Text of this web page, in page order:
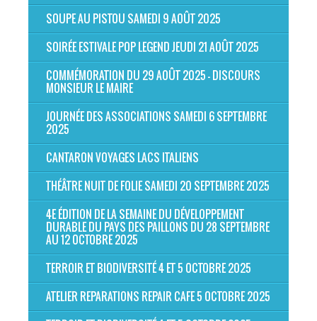
SOUPE AU PISTOU SAMEDI 9 AOÛT 2025
SOIRÉE ESTIVALE POP LEGEND JEUDI 21 AOÛT 2025
COMMÉMORATION DU 29 AOÛT 2025 - DISCOURS
MONSIEUR LE MAIRE
JOURNÉE DES ASSOCIATIONS SAMEDI 6 SEPTEMBRE
2025
CANTARON VOYAGES LACS ITALIENS
THÉÂTRE NUIT DE FOLIE SAMEDI 20 SEPTEMBRE 2025
4E ÉDITION DE LA SEMAINE DU DÉVELOPPEMENT
DURABLE DU PAYS DES PAILLONS DU 28 SEPTEMBRE
AU 12 OCTOBRE 2025
TERROIR ET BIODIVERSITÉ 4 ET 5 OCTOBRE 2025
ATELIER REPARATIONS REPAIR CAFE 5 OCTOBRE 2025